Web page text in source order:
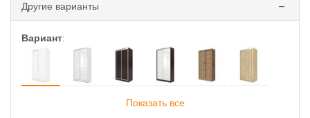
Другие варианты
Вариант:
Показать все